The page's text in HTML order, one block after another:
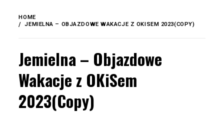
content
HOME
JEMIELNA – OBJAZDOWE WAKACJE Z OKISEM 2023(COPY)
Jemielna – Objazdowe
Wakacje z OKiSem
2023(Copy)